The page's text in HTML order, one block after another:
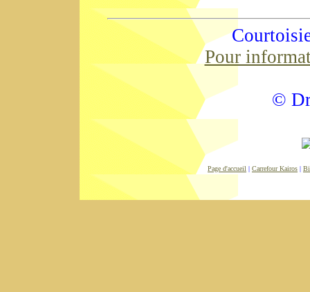
Pour
©
Page d'accueil | Carrefour Kairos |